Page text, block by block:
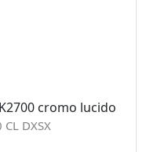
cromo lucido
DXSX